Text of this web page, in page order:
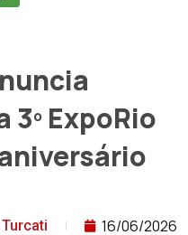
ExpoRio
16/06/2026